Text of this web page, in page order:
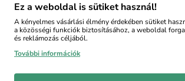
fel a hírlevelünkre, hogy 5 %
A feliratkozás után
Ez a weboldal is sütiket használ!
A kényelmes vásárlási élmény érdekében sütiket
a közösségi funkciók biztosításához, a weboldal
és reklámozás céljából.
További információk